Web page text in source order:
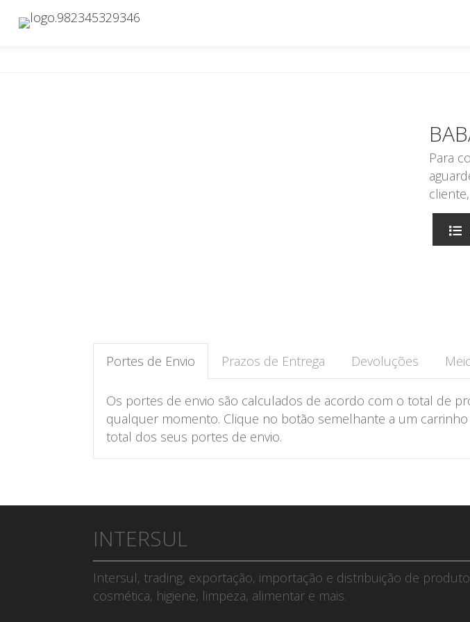
Para
Portes de Envio Prazos de Entrega Devoluções
Os portes de envio são calculados de acordo com o total de
qualquer momento. Clique no botão semelhante a um
total dos seus portes de envio.
INTERSUL
Intersul, trading, exportação, importação e distribuição de
cosmética, higiene, limpeza, alimentar e mais.